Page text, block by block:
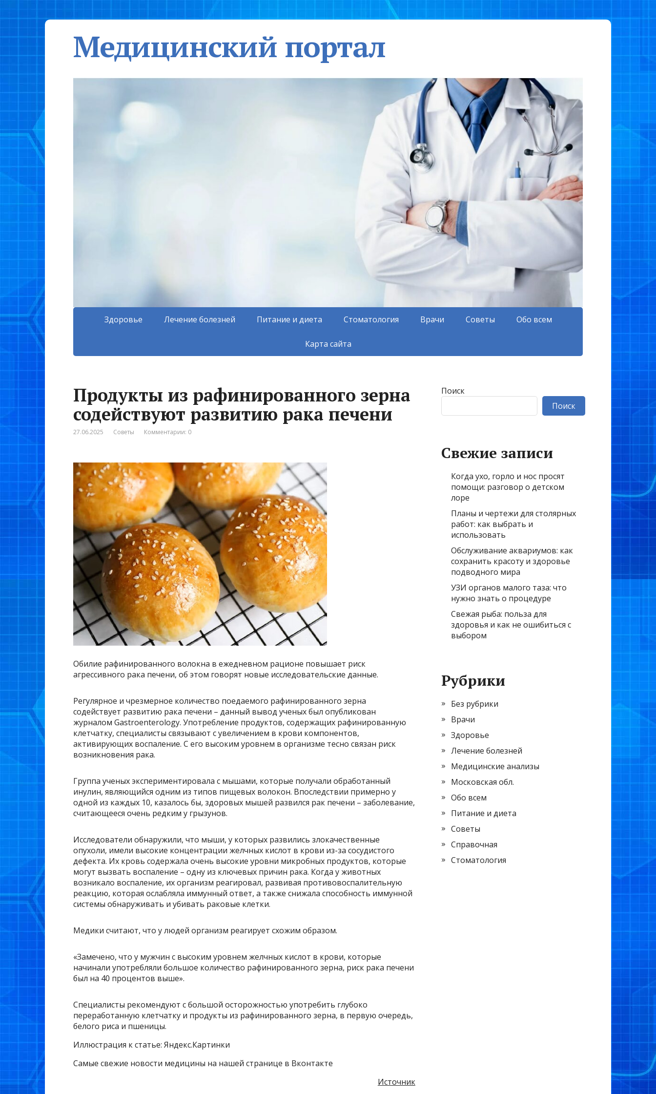
Медицинский портал
Здоровье Лечение болезней Питание и диета Стоматология Врачи Советы Обо всем
Карта сайта
Продукты из рафинированного зерна
содействуют развитию рака печени
27.06.2025 Советы Комментарии: 0
Обилие рафинированного волокна в ежедневном рационе повышает риск
агрессивного рака печени, об этом говорят новые исследовательские данные.
Регулярное и чрезмерное количество поедаемого рафинированного зерна
содействует развитию рака печени – данный вывод ученых был опубликован
журналом Gastroenterology. Употребление продуктов, содержащих рафинированную
клетчатку, специалисты связывают с увеличением в крови компонентов,
активирующих воспаление. С его высоким уровнем в организме тесно связан риск
возникновения рака.
Группа ученых экспериментировала с мышами, которые получали обработанный
инулин, являющийся одним из типов пищевых волокон. Впоследствии примерно у
одной из каждых 10, казалось бы, здоровых мышей развился рак печени – заболевание,
считающееся очень редким у грызунов.
Исследователи обнаружили, что мыши, у которых развились злокачественные
опухоли, имели высокие концентрации желчных кислот в крови из-за сосудистого
дефекта. Их кровь содержала очень высокие уровни микробных продуктов, которые
могут вызвать воспаление – одну из ключевых причин рака. Когда у животных
возникало воспаление, их организм реагировал, развивая противовоспалительную
реакцию, которая ослабляла иммунный ответ, а также снижала способность иммунной
системы обнаруживать и убивать раковые клетки.
Медики считают, что у людей организм реагирует схожим образом.
«Замечено, что у мужчин с высоким уровнем желчных кислот в крови, которые
начинали употребляли большое количество рафинированного зерна, риск рака печени
был на 40 процентов выше».
Специалисты рекомендуют с большой осторожностью употребить глубоко
переработанную клетчатку и продукты из рафинированного зерна, в первую очередь,
белого риса и пшеницы.
Иллюстрация к статье: Яндекс.Картинки
Самые свежие новости медицины на нашей странице в Вконтакте
Источник
Поиск
Поиск
Свежие записи
Когда ухо, горло и нос просят
помощи: разговор о детском
лоре
Планы и чертежи для столярных
работ: как выбрать и
использовать
Обслуживание аквариумов: как
сохранить красоту и здоровье
подводного мира
УЗИ органов малого таза: что
нужно знать о процедуре
Свежая рыба: польза для
здоровья и как не ошибиться с
выбором
Рубрики
Без рубрики
Врачи
Здоровье
Лечение болезней
Медицинские анализы
Московская обл.
Обо всем
Питание и диета
Советы
Справочная
Стоматология